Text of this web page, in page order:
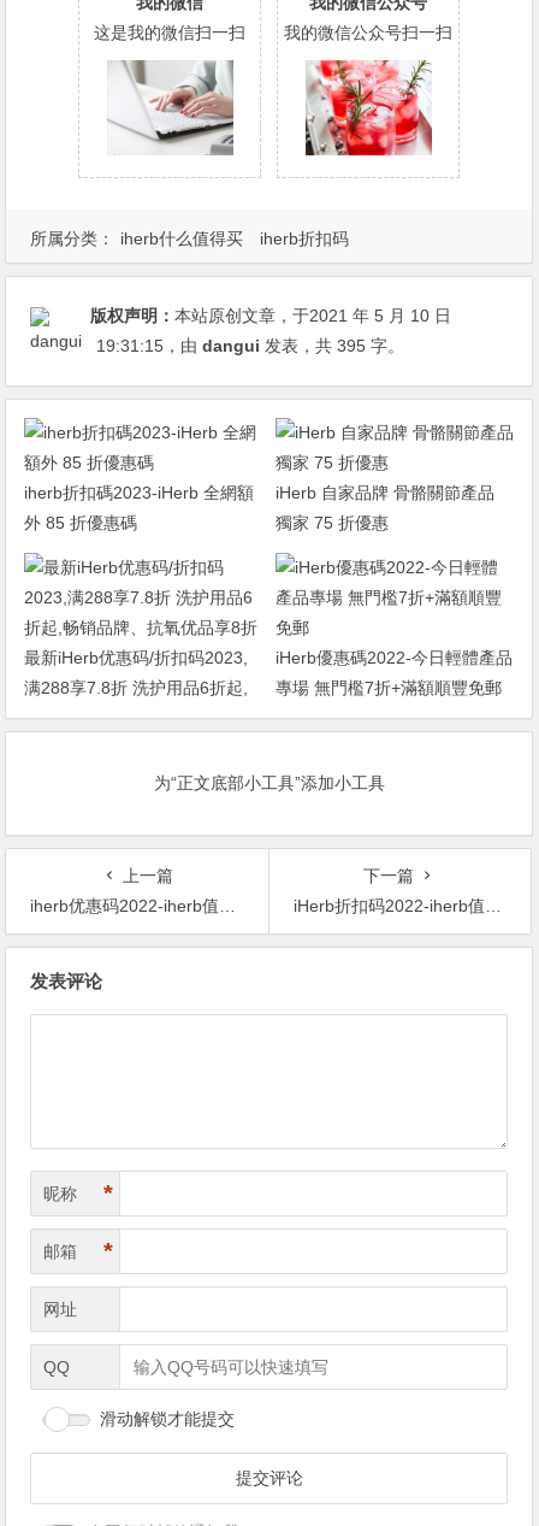
所属分类： iherb什么值得买 iherb折扣码
这是我的微信扫一扫
我的微信公众号扫一扫
版权声明：本站原创文章，于2021 年 5 月 10 日
19:31:15 ，由dangui 发表，共 395 字。
iherb折扣碼2023-iHerb 全網額
外 85 折優惠碼
iHerb 自家品牌 骨骼關節產品
獨家 75 折優惠
最新iHerb优惠码/折扣码2023,
满288享7.8折 洗护用品6折起,
畅销品牌、抗氧优品享8折
iHerb優惠碼2022-今日輕體產品
專場 無門檻7折+滿額順豐免郵
为“正文底部小工具”添加小工具
上一篇
iherb优惠码2022-iherb值得买推荐-Sierra Bees 有机润唇套装 8支 ￥33.85 原价￥67.70 50% OFF
下一篇
iHerb折扣码2022-iherb值得买2021-Mild By Nature 茶花护理 EGCG绿茶护肤霜 50ml ￥74.46 原价￥93.08 20% OFF
发表评论
昵称 *
邮箱 *
网址
QQ
滑动解锁才能提交